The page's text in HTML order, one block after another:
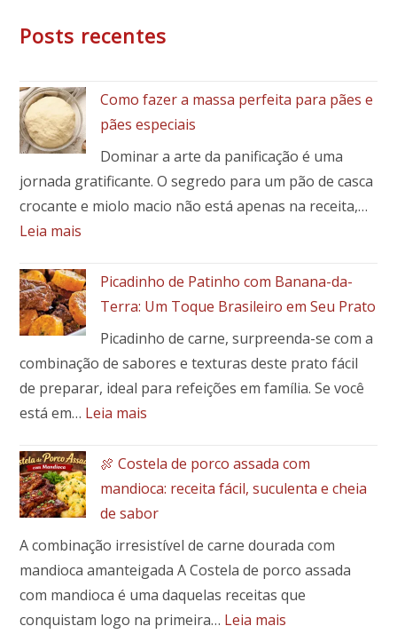
Posts recentes
Como fazer a massa perfeita para pães e
pães especiais
Dominar a arte da panificação é uma
jornada gratificante. O segredo para um pão de casca
crocante e miolo macio não está apenas na receita,…
Leia mais
fazer
a
massa
perfeita
para
pães
e
especiais
Picadinho de Patinho com Banana-da-
Terra: Um Toque Brasileiro em Seu Prato
Picadinho de carne, surpreenda-se com a
combinação de sabores e texturas deste prato fácil
de preparar, ideal para refeições em família. Se você
está em… Leia mais
de
com
Banana-
da-
Terra:
Um
Toque
Brasileiro
🍖 Costela de porco assada com
mandioca: receita fácil, suculenta e cheia
de sabor
A combinação irresistível de carne dourada com
mandioca amanteigada A Costela de porco assada
com mandioca é uma daquelas receitas que
conquistam logo na primeira… Leia mais